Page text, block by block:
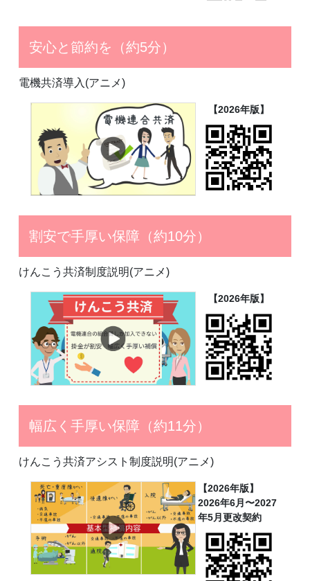
安心と節約を（約5分）
電機共済導入(アニメ)
【2026年版】
割安で手厚い保障（約10分）
けんこう共済制度説明(アニメ)
【2026年版】
幅広く手厚い保障（約11分）
けんこう共済アシスト制度説明(アニメ)
【2026年版】
2026年6月〜2027
年5月更改契約